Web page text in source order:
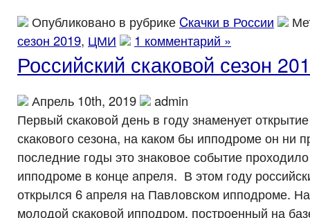
Опубликовано в рубрике Cкачки в России
сезон 2019, ЦМИ 1 комментарий »
Российский скаковой сезон
Апрель 10th, 2019
admin
Первый скаковой день в году знаменует
скакового сезона, на каком бы ипподроме он ни
последние годы это знаковое событие
ипподроме в конце апреля. В этом году
открылся 6 апреля на Павловском ипподроме.
молодой скаковой ипподром, построенный на